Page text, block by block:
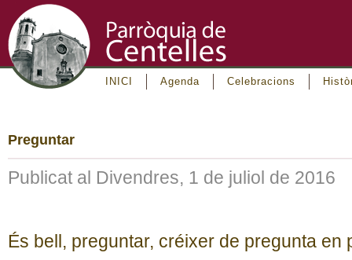
INICI Agenda Celebracions
Preguntar
Publicat al Divendres, 1 de juliol de 2016
És bell, preguntar, créixer de pregunta en